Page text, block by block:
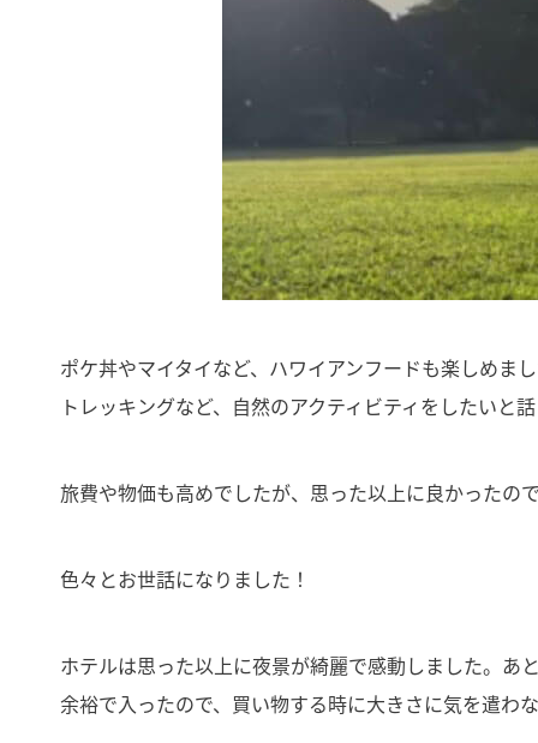
ポケ丼やマイタイなど、ハワイアンフードも楽しめま
トレッキングなど、自然のアクティビティをしたいと話
旅費や物価も高めでしたが、思った以上に良かったの
色々とお世話になりました！
ホテルは思った以上に夜景が綺麗で感動しました。あ
余裕で入ったので、買い物する時に大きさに気を遣わ